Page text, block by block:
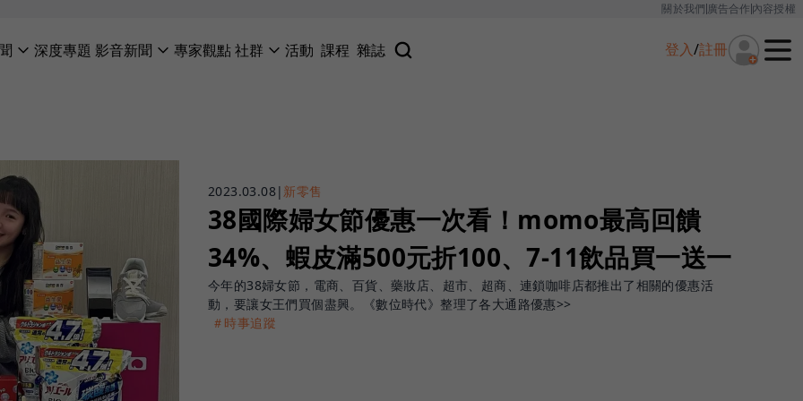
關於我們廣告合作內容授權
深度專題 影音新聞 專家觀點社群 活動 課程 雜誌 登入/註冊
2023.03.08| 新零售
38國際婦女節優惠一次看！momo最高回饋
34%、蝦皮滿500元折100、7-11飲品買一送一
今年的38婦女節，電商、百貨、藥妝店、超市、超商、連鎖咖啡店都推出了相關的優惠活
動，要讓女王們買個盡興。《數位時代》整理了各大通路優惠>>
＃時事追蹤